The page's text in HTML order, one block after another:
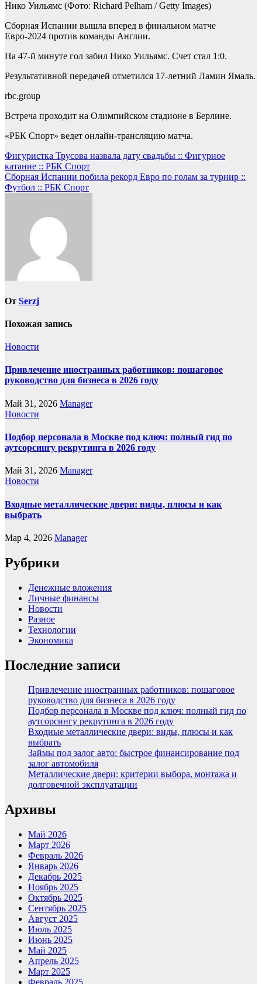
Нико Уильямс (Фото: Richard Pelham / Getty Images)
Сборная Испании вышла вперед в финальном матче
Евро-2024 против команды Англии.
На 47-й минуте гол забил Нико Уильямс. Счет стал 1:0.
Результативной передачей отметился 17-летний Ламин Ямаль.
rbc.group
Встреча проходит на Олимпийском стадионе в Берлине.
«РБК Спорт» ведет онлайн-трансляцию матча.
Навигация
по
записям
Фигуристка Трусова назвала дату свадьбы :: Фигурное
катание :: РБК Спорт
Сборная Испании побила рекорд Евро по голам за турнир ::
Футбол :: РБК Спорт
От Serzj
Похожая запись
Новости
Привлечение иностранных работников: пошаговое
руководство для бизнеса в 2026 году
Май 31, 2026 Manager
Новости
Подбор персонала в Москве под ключ: полный гид по
аутсорсингу рекрутинга в 2026 году
Май 31, 2026 Manager
Новости
Входные металлические двери: виды, плюсы и как
выбрать
Мар 4, 2026 Manager
Рубрики
Денежные вложения
Личные финансы
Новости
Разное
Технологии
Экономика
Последние записи
Привлечение иностранных работников: пошаговое
руководство для бизнеса в 2026 году
Подбор персонала в Москве под ключ: полный гид по
аутсорсингу рекрутинга в 2026 году
Входные металлические двери: виды, плюсы и как
выбрать
Займы под залог авто: быстрое финансирование под
залог автомобиля
Металлические двери: критерии выбора, монтажа и
долговечной эксплуатации
Архивы
Май 2026
Март 2026
Февраль 2026
Январь 2026
Декабрь 2025
Ноябрь 2025
Октябрь 2025
Сентябрь 2025
Август 2025
Июль 2025
Июнь 2025
Май 2025
Апрель 2025
Март 2025